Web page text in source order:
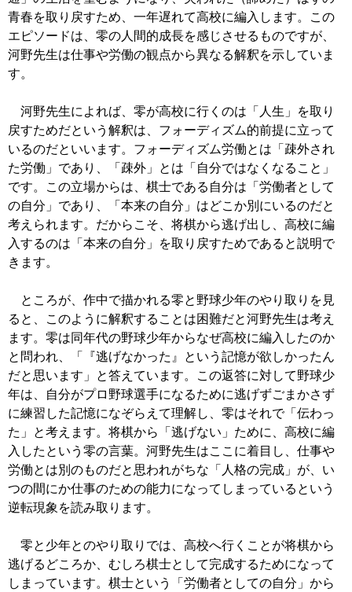
青春を取り戻すため、一年遅れて高校に編入します。この
エピソードは、零の人間的成長を感じさせるものですが、
河野先生は仕事や労働の観点から異なる解釈を示していま
す。
河野先生によれば、零が高校に行くのは「人生」を取り
戻すためだという解釈は、フォーディズム的前提に立って
いるのだといいます。フォーディズム労働とは「疎外され
た労働」であり、「疎外」とは「自分ではなくなること」
です。この立場からは、棋士である自分は「労働者として
の自分」であり、「本来の自分」はどこか別にいるのだと
考えられます。だからこそ、将棋から逃げ出し、高校に編
入するのは「本来の自分」を取り戻すためであると説明で
きます。
ところが、作中で描かれる零と野球少年のやり取りを見
ると、このように解釈することは困難だと河野先生は考え
ます。零は同年代の野球少年からなぜ高校に編入したのか
と問われ、「『逃げなかった』という記憶が欲しかったん
だと思います」と答えています。この返答に対して野球少
年は、自分がプロ野球選手になるために逃げずごまかさず
に練習した記憶になぞらえて理解し、零はそれで「伝わっ
た」と考えます。将棋から「逃げない」ために、高校に編
入したという零の言葉。河野先生はここに着目し、仕事や
労働とは別のものだと思われがちな「人格の完成」が、い
つの間にか仕事のための能力になってしまっているという
逆転現象を読み取ります。
零と少年とのやり取りでは、高校へ行くことが将棋から
逃げるどころか、むしろ棋士として完成するためになって
しまっています。棋士という「労働者としての自分」から